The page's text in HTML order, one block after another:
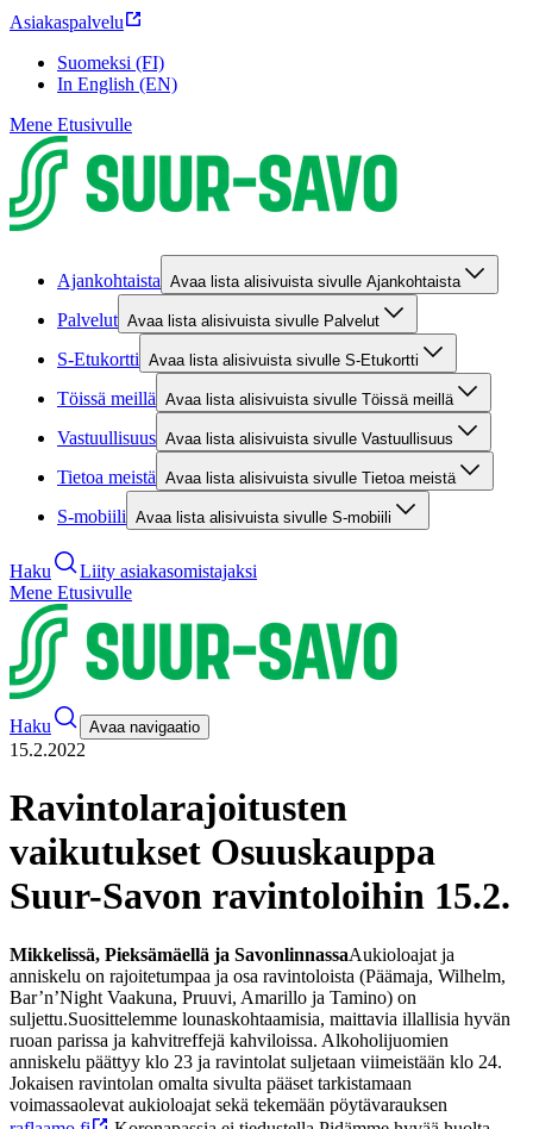
Asiakaspalvelu
Suomeksi (FI)
In English (EN)
Mene Etusivulle
Ajankohtaista Avaa lista alisivuista sivulle Ajankohtaista
Palvelut Avaa lista alisivuista sivulle Palvelut
S-Etukortti Avaa lista alisivuista sivulle S-Etukortti
Töissä meillä Avaa lista alisivuista sivulle Töissä meillä
Vastuullisuus Avaa lista alisivuista sivulle Vastuullisuus
Tietoa meistä Avaa lista alisivuista sivulle Tietoa meistä
S-mobiili Avaa lista alisivuista sivulle S-mobiili
Haku
Liity asiakasomistajaksi
Mene Etusivulle
Haku Avaa navigaatio
15.2.2022
Ravintolarajoitusten
vaikutukset Osuuskauppa
Suur-Savon ravintoloihin 15.2.
Mikkelissä, Pieksämäellä ja SavonlinnassaAukioloajat ja
anniskelu on rajoitetumpaa ja osa ravintoloista (Päämaja, Wilhelm,
Bar’n’Night Vaakuna, Pruuvi, Amarillo ja Tamino) on
suljettu.Suosittelemme lounaskohtaamisia, maittavia illallisia hyvän
ruoan parissa ja kahvitreffejä kahviloissa. Alkoholijuomien
anniskelu päättyy klo 23 ja ravintolat suljetaan viimeistään klo 24.
Jokaisen ravintolan omalta sivulta pääset tarkistamaan
voimassaolevat aukioloajat sekä tekemään pöytävarauksen